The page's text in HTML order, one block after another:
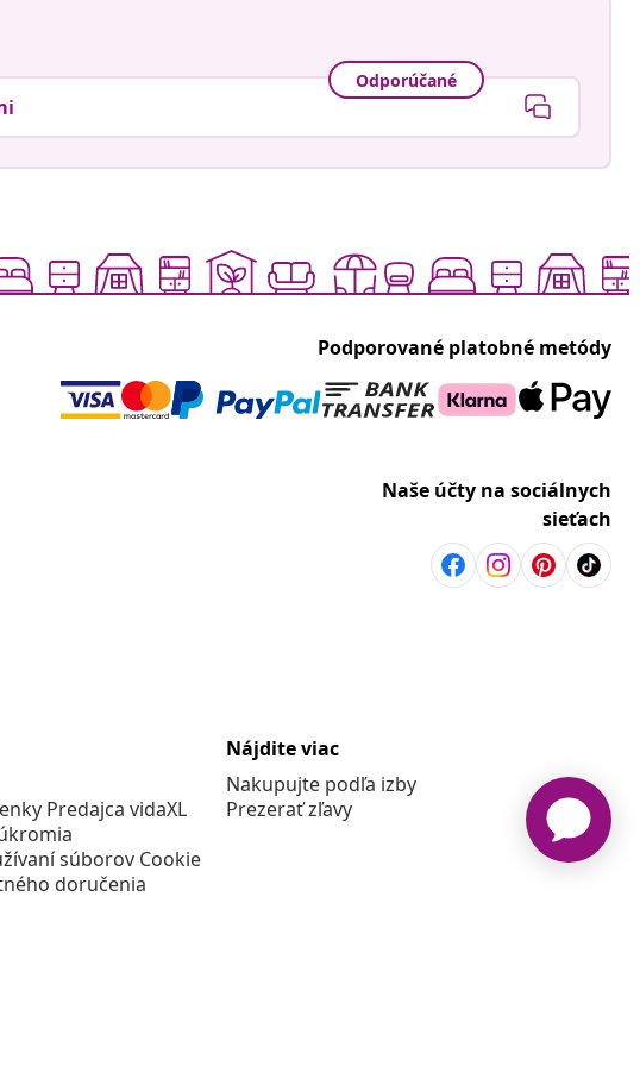
Odporúčané
Podporované platobné metódy
Naše účty na sociálnych
sieťach
Predajca vidaXL
súborov Cookie
doručenia
Nájdite viac
Nakupujte podľa izby
Prezerať zľavy